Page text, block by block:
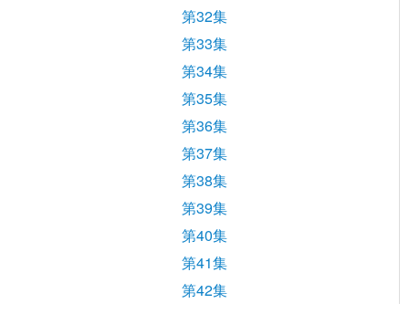
第32集
第33集
第34集
第35集
第36集
第37集
第38集
第39集
第40集
第41集
第42集